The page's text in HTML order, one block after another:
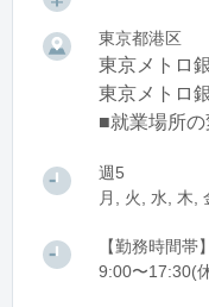
東京都港区
東京メトロ
東京メトロ
■就業場所
週5
月, 火, 水, 木,
【勤務時間
9:00〜17:30(